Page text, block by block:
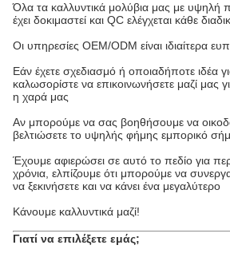
Όλα τα καλλυντικά μολύβια μας με υψηλή
έχει δοκιμαστεί και QC ελέγχεται κάθε
Οι υπηρεσίες OEM/ODM είναι ιδιαίτερα
Εάν έχετε σχεδιασμό ή οποιαδήποτε ιδέα
καλωσορίστε να επικοινωνήσετε μαζί μας
η χαρά μας
Αν μπορούμε να σας βοηθήσουμε να
βελτιώσετε το υψηλής φήμης εμπορικό
Έχουμε αφιερώσει σε αυτό το πεδίο για
χρόνια, ελπίζουμε ότι μπορούμε να
να ξεκινήσετε και να κάνει ένα μεγαλύτερο
Κάνουμε καλλυντικά μαζί!
Γιατί να επιλέξετε εμάς;